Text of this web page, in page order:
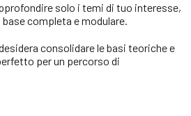
solo i temi di tuo interesse,
completa e modulare.
consolidare le basi teoriche e
per un percorso di